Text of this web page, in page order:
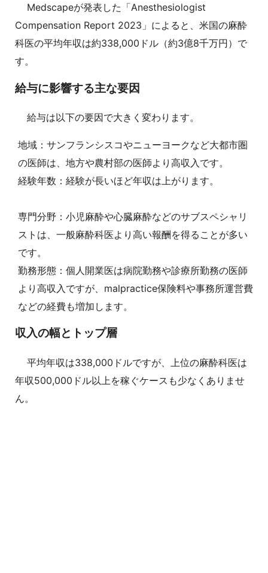
Medscapeが発表した「Anesthesiologist
Compensation Report 2023」によると、米国の麻酔
科医の平均年収は約338,000ドル（約3億8千万円）で
す。
給与に影響する主な要因
給与は以下の要因で大きく変わります。
地域：サンフランシスコやニューヨークなど大都市圏
の医師は、地方や農村部の医師より高収入です。
経験年数：経験が長いほど年収は上がります。
専門分野：小児麻酔や心臓麻酔などのサブスペシャリ
ストは、一般麻酔科医より高い報酬を得ることが多い
です。
勤務形態：個人開業医は病院勤務や診療所勤務の医師
より高収入ですが、malpractice保険料や事務所運営費
などの経費も増加します。
収入の幅とトップ層
平均年収は338,000ドルですが、上位の麻酔科医は
年収500,000ドル以上を稼ぐケースも少なくありませ
ん。